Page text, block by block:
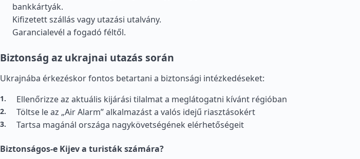
bankkártyák.
Kifizetett szállás vagy utazási utalvány.
Garancialevél a fogadó féltől.
Biztonság az ukrajnai utazás során
Ukrajnába érkezéskor fontos betartani a biztonsági intézkedéseket:
Ellenőrizze az aktuális kijárási tilalmat a meglátogatni kívánt régióban
Töltse le az „Air Alarm” alkalmazást a valós idejű riasztásokért
Tartsa magánál országa nagykövetségének elérhetőségeit
Biztonságos-e Kijev a turisták számára?